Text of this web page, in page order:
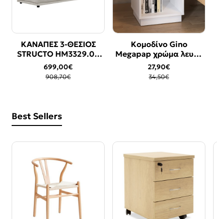
ΝΕΟ
-23%
ΚΑΝΑΠΕΣ 3-ΘΕΣΙΟΣ
STRUCTO HM3329.02
ΑΝΟΙΧΤΟ ΜΠΕΖ
ΥΦΑΣΜΑ 227x94x88Υεκ.
699,00€
908,70€
-19%
Κομοδίνο Gino
Megapap χρώμα λευκό
40x35,3x45εκ.
27,90€
34,50€
Best Sellers